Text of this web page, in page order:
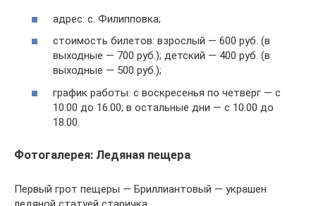
адрес: c. Филипповка;
стоимость билетов: взрослый — 600 руб. (в
выходные — 700 руб.); детский — 400 руб. (в
выходные — 500 руб.);
график работы: с воскресенья по четверг — с
10.00 до 16.00; в остальные дни — с 10.00 до
18.00.
Фотогалерея: Ледяная пещера
Первый грот пещеры — Бриллиантовый — украшен